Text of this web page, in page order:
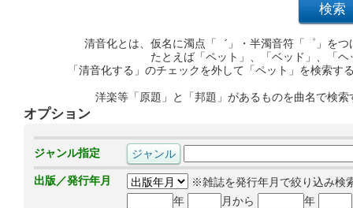
清音化とは、仮名に濁点「゛」・半濁音符「゜」を
たとえば「ペット」、「ベッド」、「
「清音化する」のチェックを外して「ペット」を検索
洋楽等「原題」と「邦題」があるものを曲名で検
オプション
ジャンル指定
出版／発行年月
※雑誌を発行年月で絞り込み検
年
月から 年